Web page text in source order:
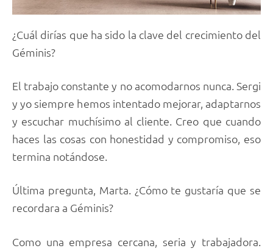
¿Cuál dirías que ha sido la clave del crecimiento del
Géminis?
El trabajo constante y no acomodarnos nunca. Sergi
y yo siempre hemos intentado mejorar, adaptarnos
y escuchar muchísimo al cliente. Creo que cuando
haces las cosas con honestidad y compromiso, eso
termina notándose.
Última pregunta, Marta. ¿Cómo te gustaría que se
recordara a Géminis?
Como una empresa cercana, seria y trabajadora.